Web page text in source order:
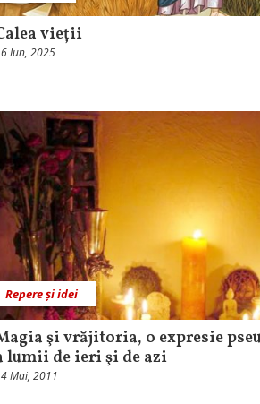
vieții
Iun, 2025
Repere și idei
şi vrăjitoria, o expresie
lumii de ieri şi de azi
Mai, 2011